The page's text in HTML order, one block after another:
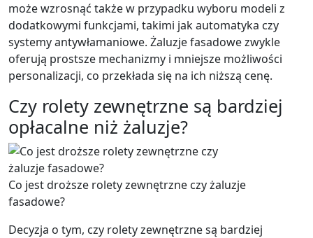
może wzrosnąć także w przypadku wyboru modeli z
dodatkowymi funkcjami, takimi jak automatyka czy
systemy antywłamaniowe. Żaluzje fasadowe zwykle
oferują prostsze mechanizmy i mniejsze możliwości
personalizacji, co przekłada się na ich niższą cenę.
Czy rolety zewnętrzne są bardziej
opłacalne niż żaluzje?
Co jest droższe rolety zewnętrzne czy żaluzje
fasadowe?
Decyzja o tym, czy rolety zewnętrzne są bardziej